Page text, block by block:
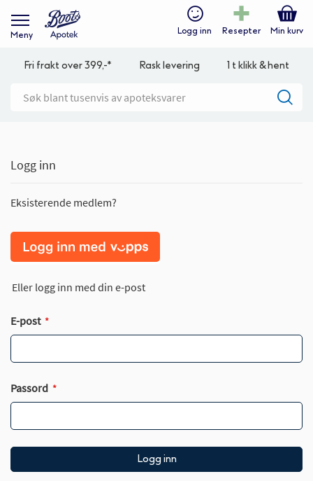
Meny Logg inn Resepter Min kurv
Fri frakt over 399,-* Rask levering 1 t klikk & hent
Logg inn
Eksisterende medlem?
Eller logg inn med din e-post
E-post
Passord
Logg inn